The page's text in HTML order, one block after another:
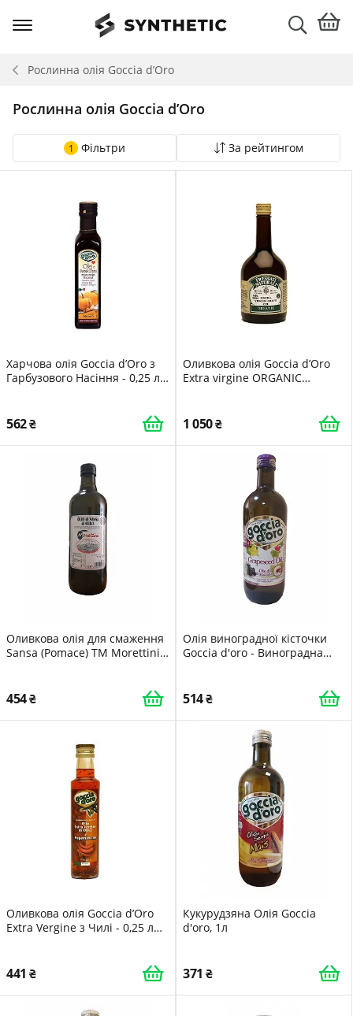
Рослинна олія Goccia d’Oro
Рослинна олія Goccia d’Oro
1 Фільтри За рейтингом
Харчова олія Goccia d’Oro з
Гарбузового Насіння - 0,25 л
562
Оливкова олія Goccia d’Oro
Extra virgine ORGANIC
1 050
Оливкова олія для смаження
Sansa (Pomace) ТМ Morettini
454
Олія виноградної кісточки
Goccia d'oro - Виноградна
514
Оливкова олія Goccia d’Oro
Extra Vergine з Чилі - 0,25 л
441
Кукурудзяна Олія Goccia
d'oro, 1л
371